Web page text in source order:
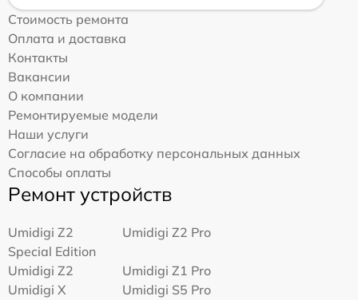
Стоимость ремонта
Оплата и доставка
Контакты
Вакансии
О компании
Ремонтируемые модели
Наши услуги
Согласие на обработку персональных данных
Способы оплаты
Ремонт устройств
Umidigi Z2
Special Edition
Umidigi Z2 Pro
Umidigi Z2
Umidigi Z1 Pro
Umidigi X
Umidigi S5 Pro